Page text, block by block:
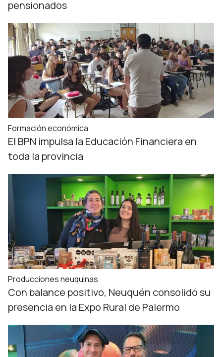
pensionados
Formación económica
El BPN impulsa la Educación Financiera en
toda la provincia
Producciones neuquinas
Con balance positivo, Neuquén consolidó su
presencia en la Expo Rural de Palermo